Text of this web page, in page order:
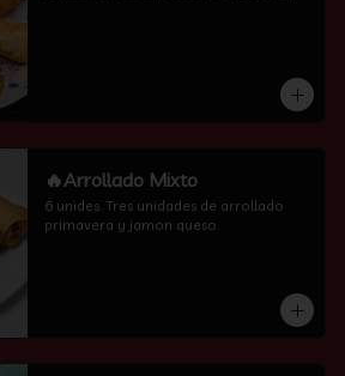
🔥Arrollado Mixto
6 unides. Tres unidades de arrollado
primavera y jamon queso.